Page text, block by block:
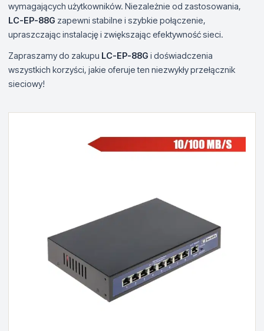
wymagających użytkowników. Niezależnie od zastosowania,
LC-EP-88G zapewni stabilne i szybkie połączenie,
upraszczając instalację i zwiększając efektywność sieci.
Zapraszamy do zakupu LC-EP-88G i doświadczenia
wszystkich korzyści, jakie oferuje ten niezwykły przełącznik
sieciowy!